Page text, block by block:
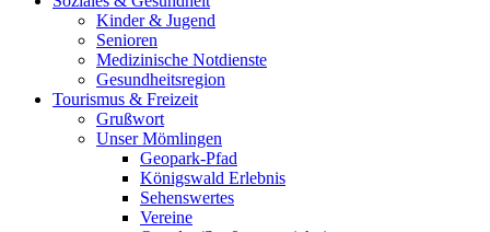
Kinder & Jugend
Senioren
Medizinische Notdienste
Gesundheitsregion
Tourismus & Freizeit
Grußwort
Unser Mömlingen
Geopark-Pfad
Königswald Erlebnis
Sehenswertes
Vereine